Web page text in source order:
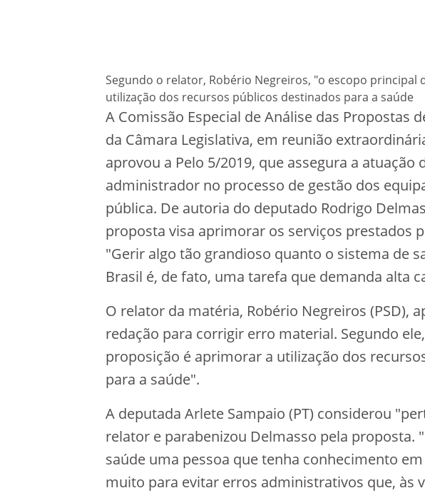
Segundo o relator, Robério Negreiros, "o escopo principal
utilização dos recursos públicos destinados para a saúde
A Comissão Especial de Análise das Propostas
da Câmara Legislativa, em reunião
aprovou a Pelo 5/2019, que assegura a atuação
administrador no processo de gestão dos
pública. De autoria do deputado Rodrigo
proposta visa aprimorar os serviços prestados
"Gerir algo tão grandioso quanto o sistema de
Brasil é, de fato, uma tarefa que demanda alta
O relator da matéria, Robério Negreiros (PSD),
redação para corrigir erro material. Segundo
proposição é aprimorar a utilização dos
para a saúde".
A deputada Arlete Sampaio (PT) considerou
relator e parabenizou Delmasso pela proposta.
saúde uma pessoa que tenha conhecimento
muito para evitar erros administrativos que, às